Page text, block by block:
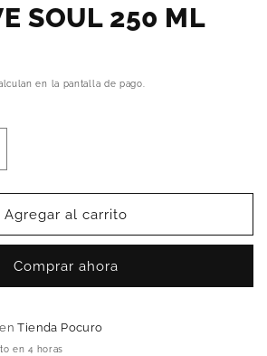
SOUL 250 ML
en la pantalla de pago.
Agregar al carrito
Comprar ahora
enTienda Pocuro
en 4 horas